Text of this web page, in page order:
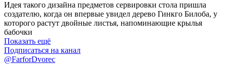
Идея такого дизайна предметов сервировки стола пришла
создателю, когда он впервые увидел дерево Гинкго Билоба, у
которого растут двойные листья, напоминающие крылья
бабочки
Показать ещё
Подписаться на канал
@FarforDvorec